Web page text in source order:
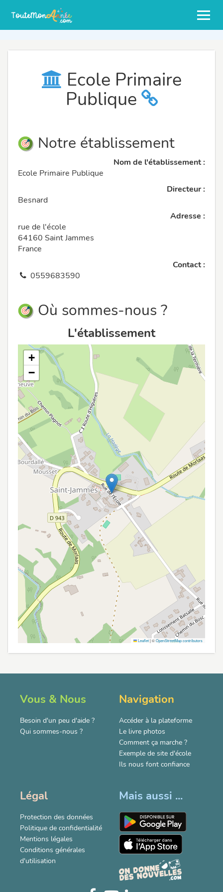
Ecole Primaire
Publique
Notre établissement
Nom de l'établissement :
Ecole Primaire Publique
Directeur :
Besnard
Adresse :
rue de l'école
64160 Saint Jammes
France
Contact :
0559683590
Où sommes-nous ?
L'établissement
+
−
Leaflet|©OpenStreetMap contributors
Vous & Nous
Besoin d'un peu d'aide ?
Qui sommes-nous ?
Navigation
Accéder à la plateforme
Le livre photos
Comment ça marche ?
Exemple de site d'école
Ils nous font confiance
Légal
Protection des données
Politique de confidentialité
Mentions légales
Conditions générales
d'utilisation
Mais aussi ...